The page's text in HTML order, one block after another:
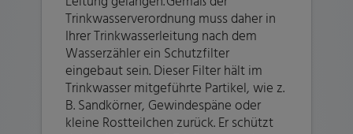
Trinkwasserverordnung muss daher in
Ihrer Trinkwasserleitung nach dem
Wasserzähler ein Schutzfilter
eingebaut sein. Dieser Filter hält im
Trinkwasser mitgeführte Partikel, wie z.
B. Sandkörner, Gewindespäne oder
kleine Rostteilchen zurück. Er schützt